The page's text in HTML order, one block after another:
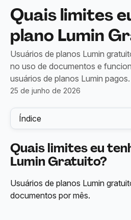
Quais limites
plano Lumin
Usuários de planos Lumin
no uso de documentos e
usuários de planos Lumin pagos.
25 de junho de 2026
Índice
Quais limites eu
Lumin Gratuito?
Usuários de planos Lumin
documentos por mês.